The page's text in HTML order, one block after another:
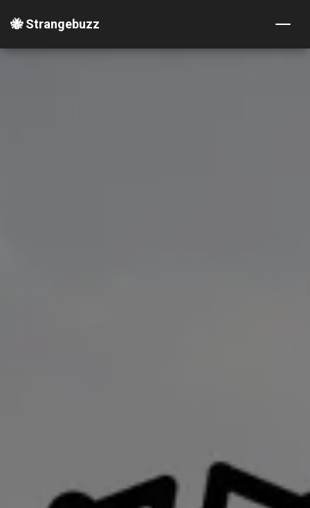
🐝 Strangebuzz